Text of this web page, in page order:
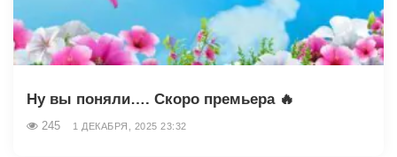
Ну вы поняли…. Скоро премьера 🔥
245 1 ДЕКАБРЯ, 2025 23:32